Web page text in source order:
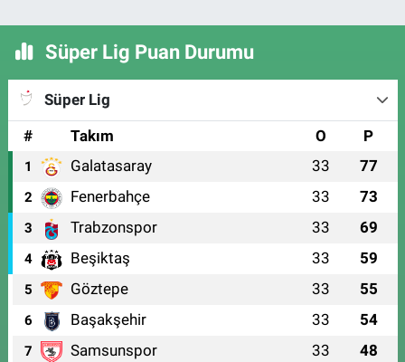
Süper Lig Puan Durumu
Süper Lig
#
Takım O P
1 Galatasaray 33 77
2 Fenerbahçe 33 73
3 Trabzonspor 33 69
4 Beşiktaş 33 59
5 Göztepe 33 55
6 Başakşehir 33 54
7 Samsunspor 33 48